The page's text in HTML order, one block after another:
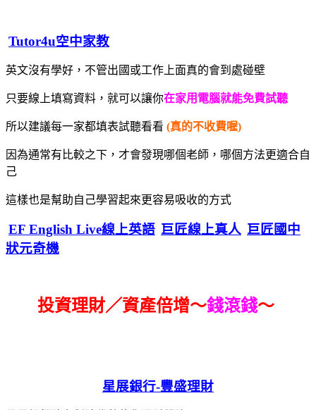
Tutor4u空中家教
英文沒有學好，不管出國或工作上面真的會到處碰壁
只要線上填寫資料，就可以讓你在家用電腦就能免費試聽
所以建議每一家都填表試聽看看 (真的不收費喔)
因為通常有比較之下，才會發現哪個老師，哪個方法更適合自
己
這樣也是幫助自己學習起來更容易吸收的方式
EF English Live線上英語 巨匠線上真人 巨匠國中
狀元奇機
投資理財／資產倍增～錢滾錢～
星展銀行-豐盛理財